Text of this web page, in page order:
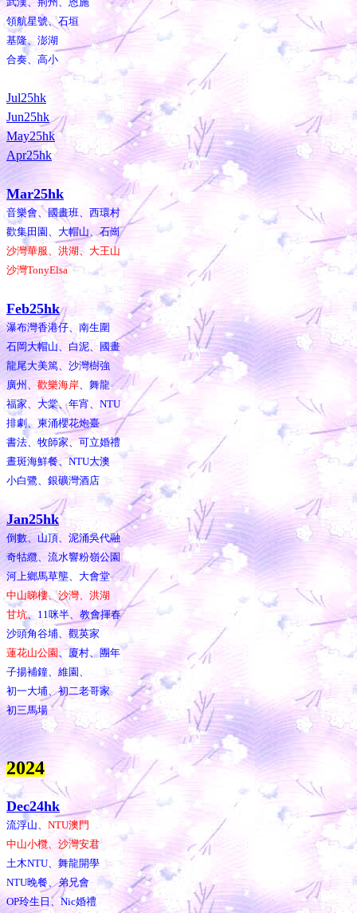
領航星號、石垣
基隆、澎湖
合奏、高小
Jul25hk
Jun25hk
May25hk
Apr25hk
Mar25hk
音樂會、國畫班、西環村
歡集田園、大帽山、石崗
沙灣華服、洪湖、大王山
沙灣TonyElsa
Feb25hk
瀑布灣香港仔、南生圍
石岡大帽山、白泥、國畫
龍尾大美篤、沙灣樹強
廣州、 歡樂海岸、舞龍
福家、大棠、年宵、NTU
排劇、柬涌櫻花炮臺
書法、牧師家、可立婚禮
晝斑海鮮餐、NTU大澳
小白鷺、銀礦灣酒店
Jan25hk
倒數、山頂、泥涌吳代融
奇牯纜、流水響粉嶺公園
河上鄉馬草壟、大會堂
中山睇樓、沙灣、洪湖
甘坑、11咪半、教會揮春
沙頭角谷埔、觀英家
蓮花山公園 、廈村、團年
子揚補鐘、維園、
初一大埔、初二老哥家
初三馬場
2024
Dec24hk
流浮山、 NTU澳門
中山小欖、沙灣安君
土木NTU、舞龍開學
NTU晚餐、弟兄會
OP玲生日、Nic婚禮